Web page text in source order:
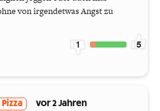
von irgendetwas Angst zu
1 5
vor 2 Jahren